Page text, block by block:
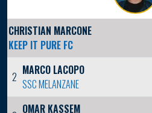
CHRISTIAN MARCONE
KEEP IT PURE FC
2 MARCO LACOPO
SSC MELANZANE
OMAR KASSEM